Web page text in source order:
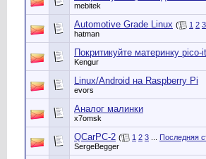
mebitek
Automotive Grade Linux ( 1 2 3
hatman
Покритикуйте материнку
Kengur
Linux/Android на Raspberry Pi
evors
Аналог малинки
x7omsk
QCarPC-2 ( 1 2 3 Последняя
SergeBegger